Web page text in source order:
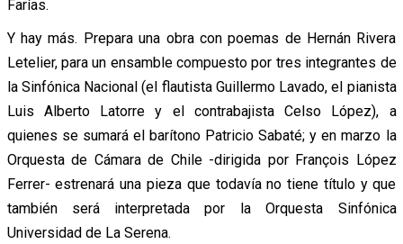
Farías.
Y hay más. Prepara una obra con poemas de Hernán Rivera
Letelier, para un ensamble compuesto por tres integrantes de
la Sinfónica Nacional (el flautista Guillermo Lavado, el pianista
Luis Alberto Latorre y el contrabajista Celso López), a
quienes se sumará el barítono Patricio Sabaté; y en marzo la
Orquesta de Cámara de Chile -dirigida por François López
Ferrer- estrenará una pieza que todavía no tiene título y que
también será interpretada por la Orquesta Sinfónica
Universidad de La Serena.